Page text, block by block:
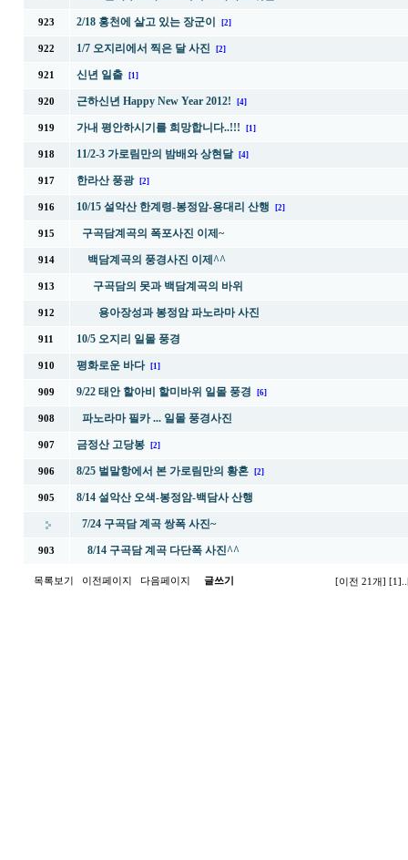
923 2/18 홍천에 살고 있는 장군이 [2]
922 1/7 오지리에서 찍은 달 사진 [2]
921 신년 일출 [1]
920 근하신년 Happy New Year 2012! [4]
919 가내 평안하시기를 희망합니다..!!! [1]
918 11/2-3 가로림만의 밤배와 상현달 [4]
917 한라산 풍광 [2]
916 10/15 설악산 한계령-봉정암-용대리 산행 [2]
915 구곡담계곡의 폭포사진 이제~
914 백담계곡의 풍경사진 이제^^
913 구곡담의 못과 백담계곡의 바위
912 용아장성과 봉정암 파노라마 사진
911 10/5 오지리 일몰 풍경
910 평화로운 바다 [1]
909 9/22 태안 할아비 할미바위 일몰 풍경 [6]
908 파노라마 필카 ... 일몰 풍경사진
907 금정산 고당봉 [2]
906 8/25 벌말항에서 본 가로림만의 황혼 [2]
905 8/14 설악산 오색-봉정암-백담사 산행
7/24 구곡담 계곡 쌍폭 사진~
903 8/14 구곡담 계곡 다단폭 사진^^
목록보기 이전페이지 다음페이지 글쓰기 [이전 21개] [1]